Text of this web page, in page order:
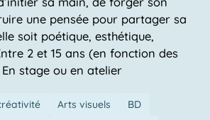
une pensée pour partager sa
soit poétique, esthétique,
2 et 15 ans (en fonction des
stage ou en atelier
Arts visuels
BD